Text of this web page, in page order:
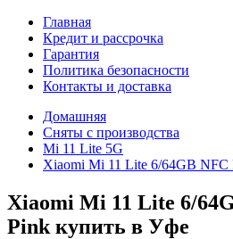
Главная
Кредит и рассрочка
Гарантия
Политика безопасности
Контакты и доставка
Домашняя
Сняты с производства
Mi 11 Lite 5G
Xiaomi Mi 11 Lite 6/64GB NFC
Xiaomi Mi 11 Lite 6/
Pink купить в Уфе